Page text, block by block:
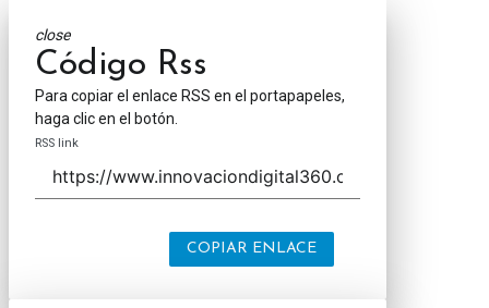
close
Código Rss
Para copiar el enlace RSS en el portapapeles,
haga clic en el botón.
RSS link
COPIAR ENLACE